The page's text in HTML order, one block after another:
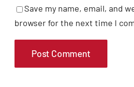
Save my name, email, and
browser for the next time I